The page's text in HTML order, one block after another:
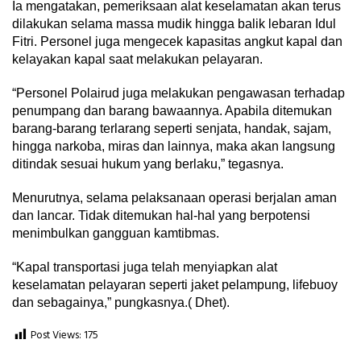
Ia mengatakan, pemeriksaan alat keselamatan akan terus
dilakukan selama massa mudik hingga balik lebaran Idul
Fitri. Personel juga mengecek kapasitas angkut kapal dan
kelayakan kapal saat melakukan pelayaran.
“Personel Polairud juga melakukan pengawasan terhadap
penumpang dan barang bawaannya. Apabila ditemukan
barang-barang terlarang seperti senjata, handak, sajam,
hingga narkoba, miras dan lainnya, maka akan langsung
ditindak sesuai hukum yang berlaku,” tegasnya.
Menurutnya, selama pelaksanaan operasi berjalan aman
dan lancar. Tidak ditemukan hal-hal yang berpotensi
menimbulkan gangguan kamtibmas.
“Kapal transportasi juga telah menyiapkan alat
keselamatan pelayaran seperti jaket pelampung, lifebuoy
dan sebagainya,” pungkasnya.( Dhet).
Post Views: 175